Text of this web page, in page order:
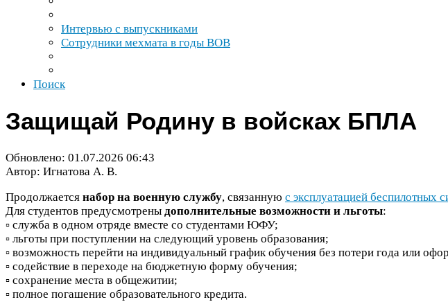
Интервью с выпускниками
Сотрудники мехмата в годы ВОВ
Поиск
Защищай Родину в войсках БПЛА
Обновлено: 01 .07.2026 06:43
Автор: Игнатова А. В.
Продолжается набор на военную службу, связанную с эксплуатацией беспилотных
Для студентов предусмотрены дополнительные возможности и льготы:
▫️ служба в одном отряде вместе со студентами ЮФУ;
▫️ льготы при поступлении на следующий уровень образования;
▫️ возможность перейти на индивидуальный график обучения без потери года или
▫️ содействие в переходе на бюджетную форму обучения;
▫️ сохранение места в общежитии;
▫️ полное погашение образовательного кредита.